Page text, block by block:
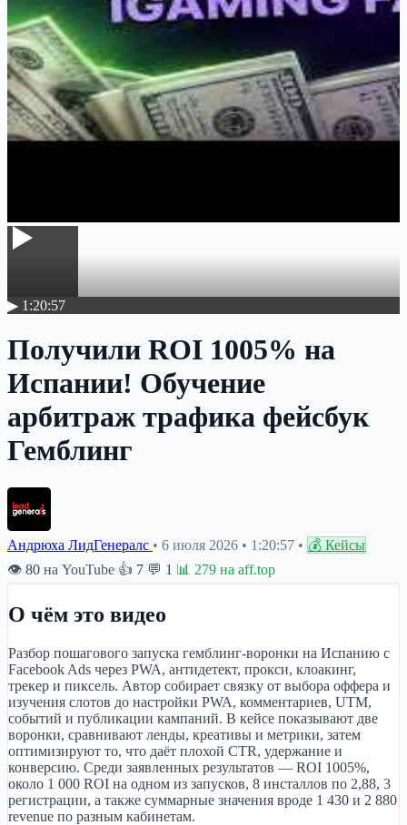
▶ 1:20:57
Получили ROI 1005% на
Испании! Обучение
арбитраж трафика фейсбук
Гемблинг
Андрюха ЛидГенералс • 6 июля 2026 • 1:20:57 • 💰 Кейсы
👁 80 на YouTube 👍 7 💬 1 📊 279 на aff.top
О чём это видео
Разбор пошагового запуска гемблинг-воронки на Испанию с
Facebook Ads через PWA, антидетект, прокси, клоакинг,
трекер и пиксель. Автор собирает связку от выбора оффера и
изучения слотов до настройки PWA, комментариев, UTM,
событий и публикации кампаний. В кейсе показывают две
воронки, сравнивают ленды, креативы и метрики, затем
оптимизируют то, что даёт плохой CTR, удержание и
конверсию. Среди заявленных результатов — ROI 1005%,
около 1 000 ROI на одном из запусков, 8 инсталлов по 2,88, 3
регистрации, а также суммарные значения вроде 1 430 и 2 880
revenue по разным кабинетам.